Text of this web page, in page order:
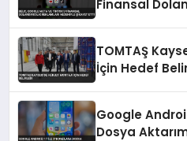
Finansal
TOMTAŞ
İçin Hedef
Google
Dosya